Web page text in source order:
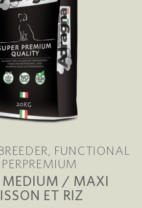
FUNCTIONAL
MEDIUM / MAXI
ET RIZ